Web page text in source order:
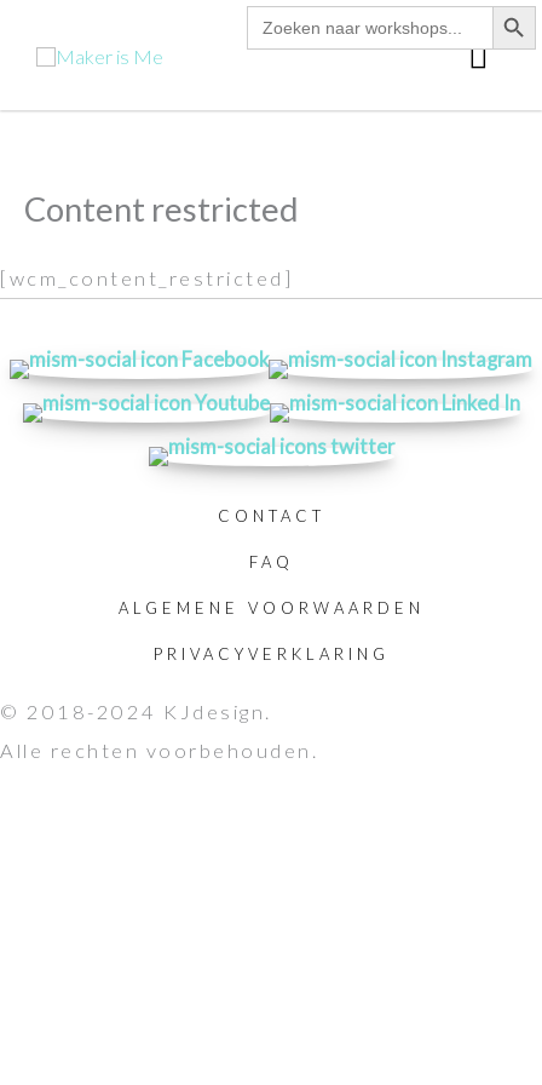
Zoek
naar:
Content restricted
[wcm_content_restricted]
CONTACT
FAQ
ALGEMENE VOORWAARDEN
PRIVACYVERKLARING
© 2018-2024 KJdesign.
Alle rechten voorbehouden.